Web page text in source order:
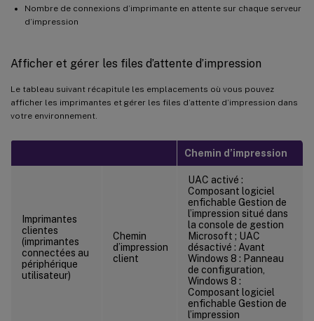
Nombre de connexions d’imprimante en attente sur chaque serveur
d’impression
Afficher et gérer les files d’attente d’impression
Le tableau suivant récapitule les emplacements où vous pouvez
afficher les imprimantes et gérer les files d’attente d’impression dans
votre environnement.
Chemin d’impression
Imprimantes
clientes
(imprimantes
connectées au
périphérique
utilisateur)
Chemin
d’impression
client
UAC activé :
Composant logiciel
enfichable Gestion de
l’impression situé dans
la console de gestion
Microsoft ; UAC
désactivé : Avant
Windows 8 : Panneau
de configuration,
Windows 8 :
Composant logiciel
enfichable Gestion de
l’impression